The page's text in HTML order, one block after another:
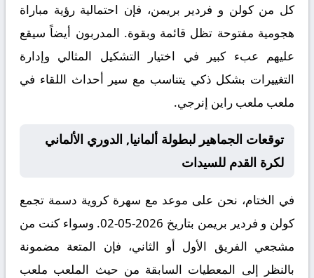
كل من كولن و فردير بريمن، فإن احتمالية رؤية مباراة
هجومية مفتوحة تظل قائمة وبقوة. المدربون أيضاً سيقع
عليهم عبء كبير في اختيار التشكيل المثالي وإدارة
التغييرات بشكل ذكي يتناسب مع سير أحداث اللقاء في
ملعب ملعب راين إنرجي.
توقعات الجماهير لبطولة ألمانيا, الدوري الألماني
لكرة القدم للسيدات
في الختام، نحن على موعد مع سهرة كروية دسمة تجمع
كولن و فردير بريمن بتاريخ 2026-05-02. وسواء كنت من
مشجعي الفريق الأول أو الثاني، فإن المتعة مضمونة
بالنظر إلى المعطيات السابقة من حيث الملعب ملعب